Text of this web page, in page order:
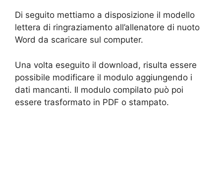
Di seguito mettiamo a disposizione il modello
lettera di ringraziamento all’allenatore di nuoto
Word da scaricare sul computer.
Una volta eseguito il download, risulta essere
possibile modificare il modulo aggiungendo i
dati mancanti. Il modulo compilato può poi
essere trasformato in PDF o stampato.